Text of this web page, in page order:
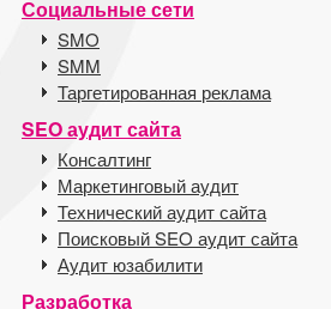
Социальные сети
SMO
SMM
Таргетированная реклама
SEO аудит сайта
Консалтинг
Маркетинговый аудит
Технический аудит сайта
Поисковый SEO аудит сайта
Аудит юзабилити
Разработка